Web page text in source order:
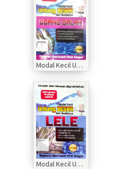
Modal Kecil Untung Besar dari Budidaya Udang Galah
Modal Kecil Untung Besar dari Budidaya Lele